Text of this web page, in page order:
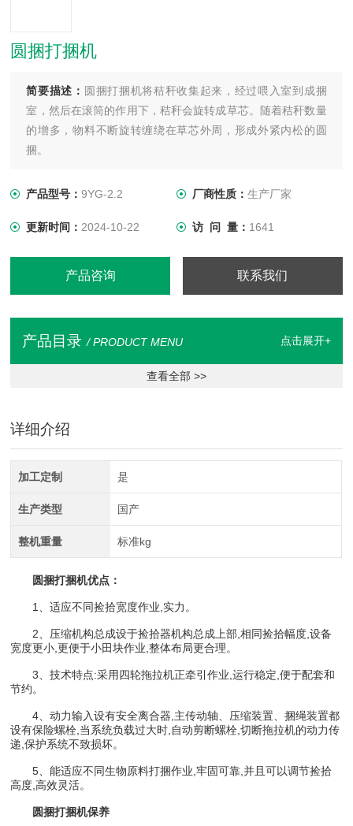
圆捆打捆机
简要描述： 圆捆打捆机将秸秆收集起来，经过喂入室到成捆
室，然后在滚筒的作用下，秸秆会旋转成草芯。随着秸秆数量
的增多，物料不断旋转缠绕在草芯外周，形成外紧内松的圆
捆。
产品型号：9YG-2.2 厂商性质： 生产厂家
更新时间： 2024-10-22 访 问 量： 1641
产品咨询 联系我们
产品目录 / PRODUCT MENU 点击展开+
查看全部 >>
详细介绍
加工定制 是
生产类型 国产
整机重量 标准kg
圆捆打捆机优点：
1、适应不同捡拾宽度作业,实力。
2、压缩机构总成设于捡拾器机构总成上部,相同捡拾幅度,设备
宽度更小,更便于小田块作业,整体布局更合理。
3、技术特点:采用四轮拖拉机正牵引作业,运行稳定,便于配套和
节约。
4、动力输入设有安全离合器,主传动轴、压缩装置、捆绳装置都
设有保险螺栓,当系统负载过大时,自动剪断螺栓,切断拖拉机的动力传
递,保护系统不致损坏。
5、能适应不同生物原料打捆作业,牢固可靠,并且可以调节捡拾
高度,高效灵活。
圆捆打捆机保养